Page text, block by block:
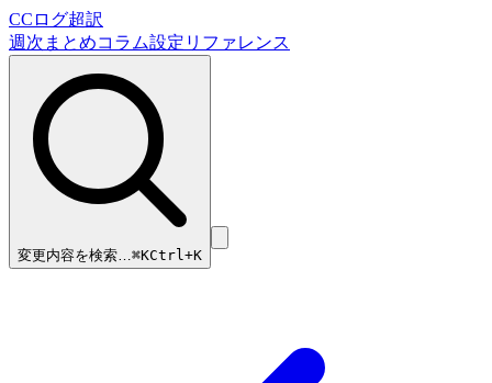
CCログ超訳
週次まとめコラム設定リファレンス
変更内容を検索…⌘KCtrl+K